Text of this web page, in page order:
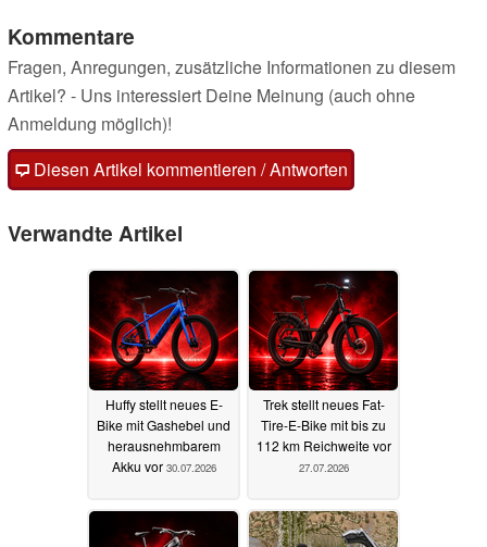
Kommentare
Fragen, Anregungen, zusätzliche Informationen zu diesem
Artikel? - Uns interessiert Deine Meinung (auch ohne
Anmeldung möglich)!
Diesen Artikel kommentieren / Antworten
Verwandte Artikel
Huffy stellt neues E-
Bike mit Gashebel und
herausnehmbarem
Akku vor 30.07.2026
Trek stellt neues Fat-
Tire-E-Bike mit bis zu
112 km Reichweite vor
27.07.2026